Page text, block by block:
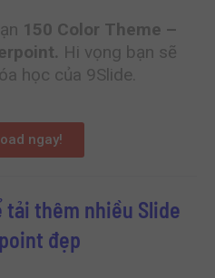
150 Color Theme –
Hi vọng bạn sẽ
học của 9Slide.
ngay!
tải thêm nhiều Slide
đẹp